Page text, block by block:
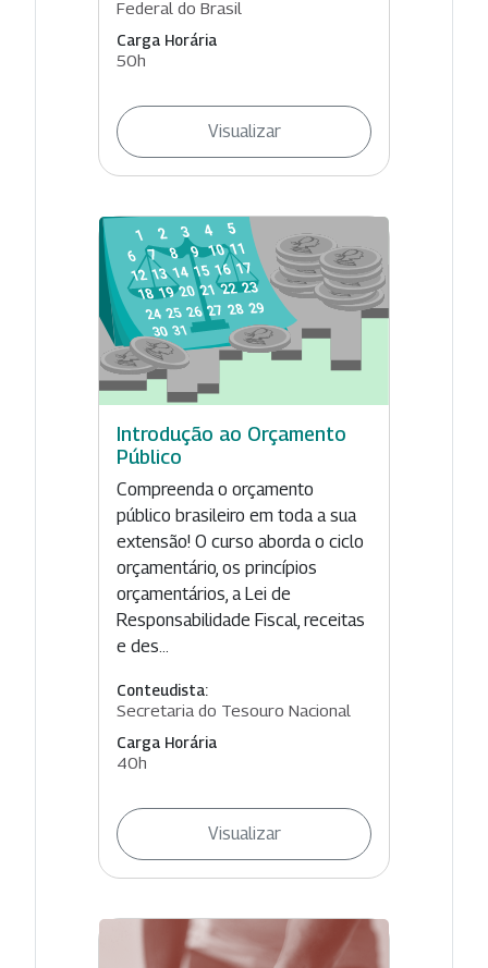
Federal do Brasil
Carga Horária
50h
Visualizar
Introdução ao Orçamento
Público
Compreenda o orçamento
público brasileiro em toda a sua
extensão! O curso aborda o ciclo
orçamentário, os princípios
orçamentários, a Lei de
Responsabilidade Fiscal, receitas
e des...
Conteudista:
Secretaria do Tesouro Nacional
Carga Horária
40h
Visualizar